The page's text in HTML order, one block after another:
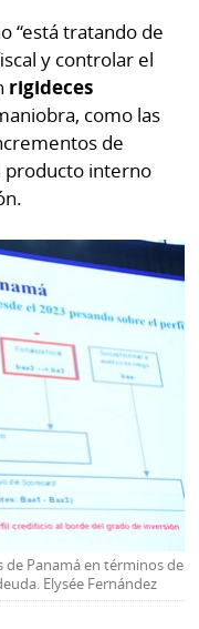
“está tratando de
y controlar el
rigideces
como las
de
producto interno
de Panamá en términos de
Elysée Fernández